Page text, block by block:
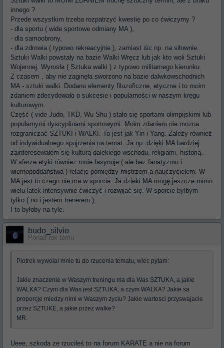
innego ?
Przede wszystkim trzeba rozpatrzyć kwestię po co ćwiczymy ?
- dla sportu ( wide sportowe odmiany MA ),
- dla samoobrony,
- dla zdrowia ( typowo rekreacyjnie ), zamiast iśc np. na siłownie.
Sztuki Walki powstały na bazie Walki Wręcz lub jak kto woli Sztuki
Wojennej. Wyrosła ( Sztuka walki ) z typowo militarnego kierunku.
Z czasem , aby nie zaginęła sworzono na bazie dalwkowschodnich
MA - sztuki walki. Dodano elementy filozoficzne, etyczne i to moim
zdaniem zdecydowało o sukcesie i popularności w naszym kręgu
kulturowym.
Część ( vide Judo, TKD, Wu Shu ) stało się sportami olimpijskimi lub
popularnymi dyscyplinami sportowymi. Moim zdaniem nie można
rozgraniczać SZTUKI i WALKI. To jest jak Yin i Yang. Zależy również
od indywidualnego spojrzenia na temat. Ja np. dzięki MA bardziej
zainteresowałem się kulturą dalekiego wschodu, religiami, historią.
W sferze etyki również mnie fasynuje ( ale bez fanatyzmu i
wiernopoddaństwa ) relacje pomiędzy mistrzem a nauczycielem. W
MA jest to czego nie ma w sporcie. Ja dzieki MA mogę jeszcze mimo
wielu latek intensywnie ćwiczyć i rozwijać się. W sporcie bylbym
tylko ( no i jestem trenerem ).
I to byłoby na tyle.
budo_silvio
Ponad rok temu
Piotrek wywolal mnie tu do rzucenia tematu, wiec pytam:
Jakie znaczenie w Waszym treningu ma dla Was SZTUKA, a jakie
WALKA? Czym dla Was jest SZTUKA, a czym WALKA? Jakie sa
proporcje miedzy nimi w Waszym zyciu? Jakie wartosci przyswajacie
przez SZTUKE, a jakie przez walke?
MR.
Ueee, szkoda ze rzuciłeś to na forum KARATE a nie na forum